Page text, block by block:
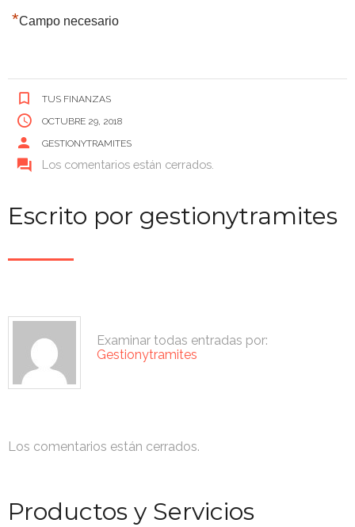
*Campo necesario
TUS FINANZAS
OCTUBRE 29, 2018
GESTIONYTRAMITES
Los comentarios están cerrados.
Escrito por gestionytramites
Examinar todas entradas por:
Gestionytramites
Los comentarios están cerrados.
Productos y Servicios